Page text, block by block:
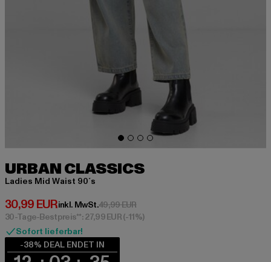
URBAN CLASSICS
Ladies Mid Waist 90´s
30,99 EUR
Derzeitiger Preis: 30,99 EUR
inkl. MwSt.49,99 EURAktionspreis: 49,99 EUR
30-Tage-Bestpreis**: 27,99 EUR(-11%)
Sofort lieferbar!
-38% DEAL ENDET IN